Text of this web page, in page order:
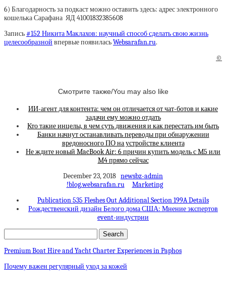
6) Благодарность за подкаст можно оставить здесь: адрес электронного
кошелька Сарафана ЯД 41001832385608
Запись#152 Никита Маклахов: научный способ сделать свою жизнь
целесообразной впервые появиласьWebsarafan.ru.
©
Смотрите также/You may also like
ИИ-агент для контента: чем он отличается от чат-ботов и какие
задачи ему можно отдать
Кто такие инцелы, в чем суть движения и как перестать им быть
Банки начнут останавливать переводы при обнаружении
вредоносного ПО на устройстве клиента
Не ждите новый MacBook Air: 6 причин купить модель с M5 или
M4 прямо сейчас
December 23, 2018 newsbz-admin
!blog.websarafan.ru
Marketing
Publication 535 Fleshes Out Additional Section 199A Details
Рождественский дизайн Белого дома США: Мнение экспертов
event-индустрии
Premium Boat Hire and Yacht Charter Experiences in Paphos
Почему важен регулярный уход за кожей